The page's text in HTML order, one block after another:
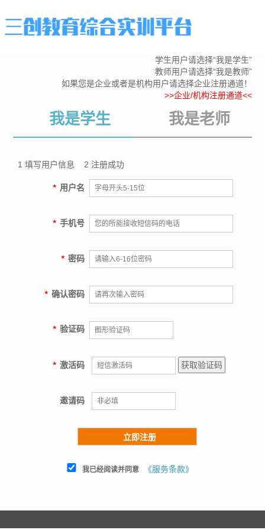
学生用户请选择“我是学生”
教师用户请选择“我是教师”
如果您是企业或者是机构用户请选择企业注册通道！
>>企业/机构注册通道<<
我是学生 我是老师
1 填写用户信息 2 注册成功
* 用户名
* 手机号
* 密码
* 确认密码
* 验证码
* 激活码 获取验证码
邀请码
我已经阅读并同意 《服务条款》